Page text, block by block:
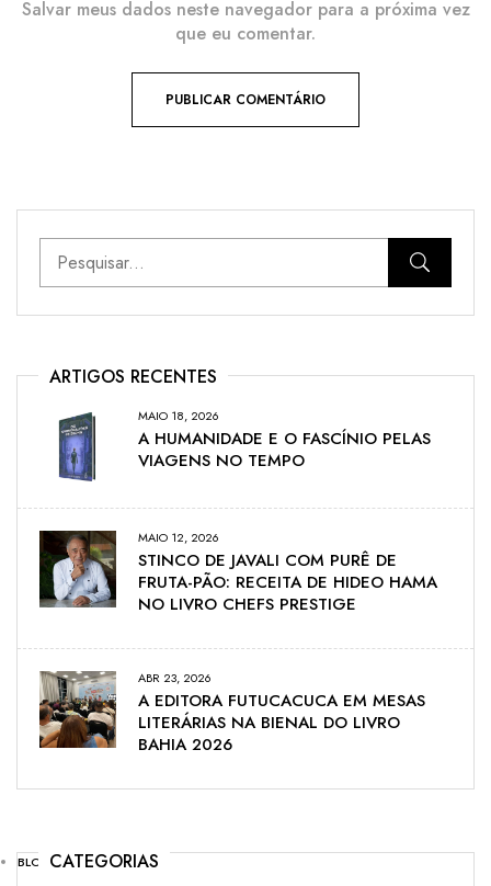
ARTIGOS RECENTES
MAIO 18, 2026
A HUMANIDADE E O FASCÍNIO PELAS
VIAGENS NO TEMPO
MAIO 12, 2026
STINCO DE JAVALI COM PURÊ DE
FRUTA-PÃO: RECEITA DE HIDEO HAMA
NO LIVRO CHEFS PRESTIGE
ABR 23, 2026
A EDITORA FUTUCACUCA EM MESAS
LITERÁRIAS NA BIENAL DO LIVRO
BAHIA 2026
CATEGORIAS
BLOG(8)
Salvar meus dados neste navegador para a próxima vez
que eu comentar.